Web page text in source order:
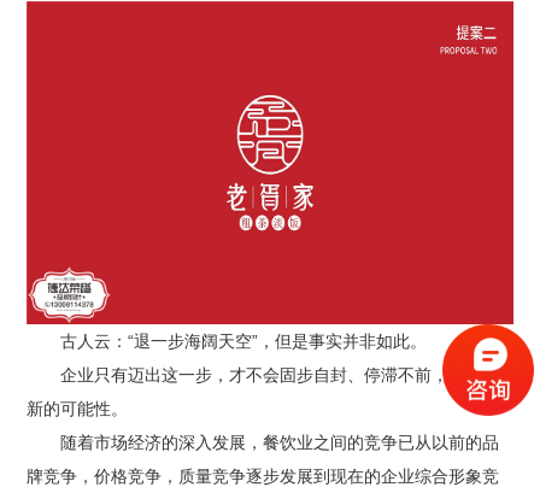
古人云：“退一步海阔天空”，但是事实并非如此。
企业只有迈出这一步，才不会固步自封、停滞不前，并拥有
新的可能性。
随着市场经济的深入发展，餐饮业之间的竞争已从以前的品
牌竞争，价格竞争，质量竞争逐步发展到现在的企业综合形象竞